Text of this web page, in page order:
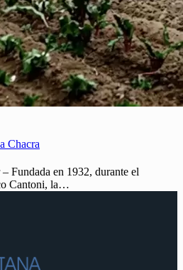
Chacra
Fundada en 1932, durante el
Cantoni, la…